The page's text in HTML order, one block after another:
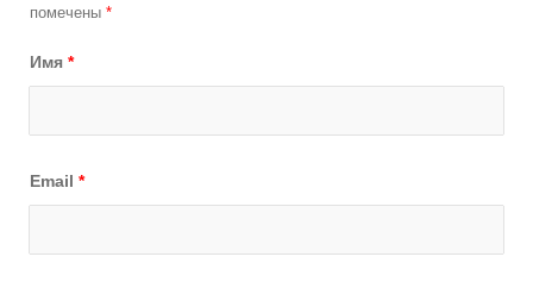
помечены *
Имя *
Email *